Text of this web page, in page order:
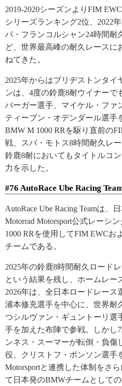
2019-2020シーズンよりFIM
シリーズランキング2位、2022
パ・フランコルシャン24時間耐
ど、世界最高峰の耐久レースに
ねてきた。
2025年からはブリヂストンタイ
ンは、4度の鈴鹿8耐ウイナーで
バーガー選手、マイケル・ファ
ティーブン・オデンダール選手
BMW M 1000 RRを駆り直前の
戦、スパ・モトス8時間耐久レ
鈴鹿8耐においてもタイトルコ
力を示した。
#76 AutoRace Ube Racing
AutoRace Ube Racing Teamは、
Motorrad Motorsport公式レーシ
1000 RRを使用してFIM EWCお
チームである。
2025年の鈴鹿8時間耐久ロード
という結果を残し、ホームレー
2026年は、全日本ロードレース
浦本修充選手を中心に、世界耐
つシルヴァン・ギュントーリ選
手を加えた布陣で参戦。しかし
ンネス・スーマーが転倒・負傷
役、クリストフ・ポンソン選手
Motorsportと連携した体制をさ
て日本発のBMWチームとしての